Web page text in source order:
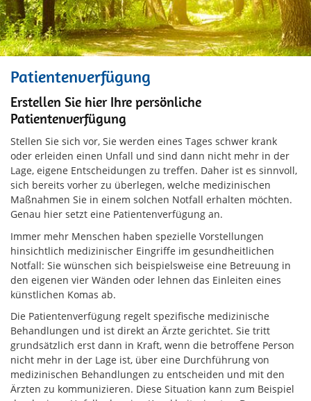
Patientenverfügung
Erstellen Sie hier Ihre persönliche
Patientenverfügung
Stellen Sie sich vor, Sie werden eines Tages schwer krank
oder erleiden einen Unfall und sind dann nicht mehr in der
Lage, eigene Entscheidungen zu treffen. Daher ist es sinnvoll,
sich bereits vorher zu überlegen, welche medizinischen
Maßnahmen Sie in einem solchen Notfall erhalten möchten.
Genau hier setzt eine Patientenverfügung an.
Immer mehr Menschen haben spezielle Vorstellungen
hinsichtlich medizinischer Eingriffe im gesundheitlichen
Notfall: Sie wünschen sich beispielsweise eine Betreuung in
den eigenen vier Wänden oder lehnen das Einleiten eines
künstlichen Komas ab.
Die Patientenverfügung regelt spezifische medizinische
Behandlungen und ist direkt an Ärzte gerichtet. Sie tritt
grundsätzlich erst dann in Kraft, wenn die betroffene Person
nicht mehr in der Lage ist, über eine Durchführung von
medizinischen Behandlungen zu entscheiden und mit den
Ärzten zu kommunizieren. Diese Situation kann zum Beispiel